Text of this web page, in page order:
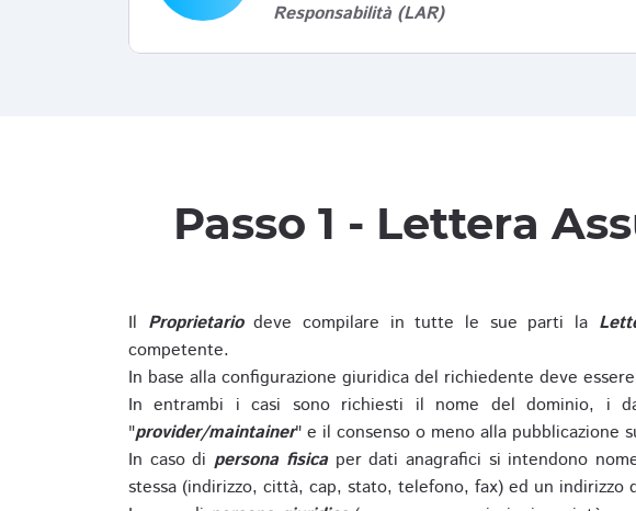
Responsabilità (LAR)
Passo 1 - Lettera
Il Proprietariodeve compilare in tutte le sue parti la
competente.
In base alla configurazione giuridica del richiedente deve
In entrambi i casi sono richiesti il nome del dominio, i
"provider/maintainer" e il consenso o meno alla pubblicazione
In caso dipersona fisicaper dati anagrafici si intendono
stessa (indirizzo, città, cap, stato, telefono, fax) ed un indirizzo